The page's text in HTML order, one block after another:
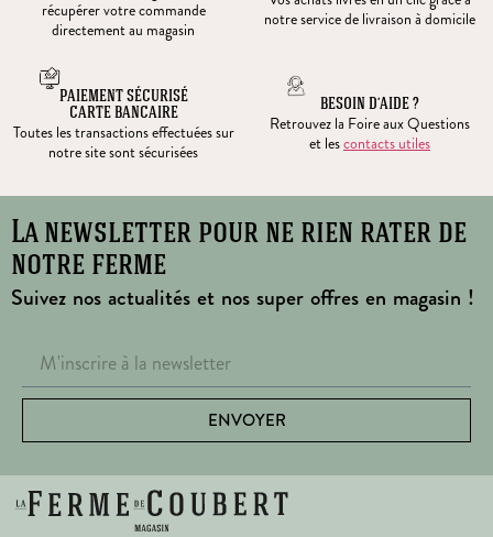
récupérer votre commande
directement au magasin
notre service de livraison à domicile
PAIEMENT SÉCURISÉ
CARTE BANCAIRE
Toutes les transactions effectuées sur
notre site sont sécurisées
BESOIN D’AIDE ?
Retrouvez la Foire aux Questions
et lescontacts utiles
La newsletter pour ne rien rater de
notre ferme
Suivez nos actualités et nos super offres en magasin !
ENVOYER